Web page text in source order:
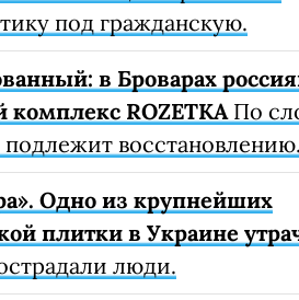
под гражданскую.
в Броварах
ROZETKAПо
восстановлению.
Одно из крупнейших
плитки в Украине
люди.